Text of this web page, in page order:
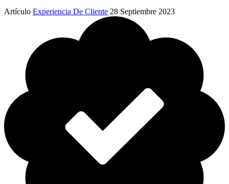
Artículo Experiencia De Cliente 28 Septiembre 2023